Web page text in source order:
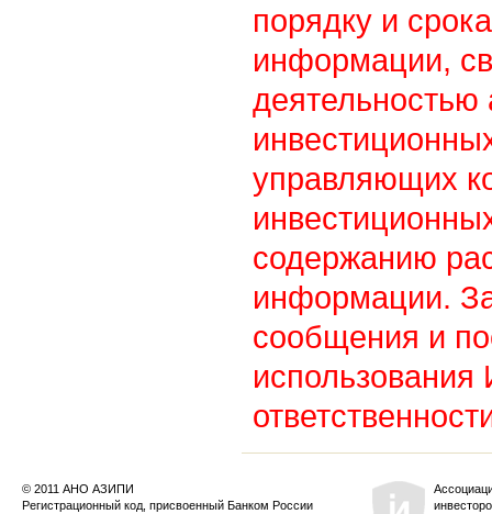
порядку и
информации,
управляющих
содержанию
информации.
сообщения и
© 2011 АНО АЗИПИ
Регистрационный код, присвоенный Банком России